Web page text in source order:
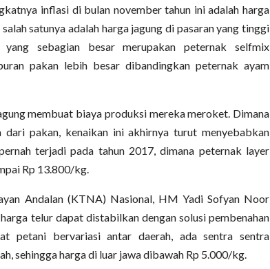
inflasi di bulan november tahun ini adalah harga
satunya adalah harga jagung di pasaran yang tinggi
sebagian besar merupakan peternak selfmix
pakan lebih besar dibandingkan peternak ayam
membuat biaya produksi mereka meroket. Dimana
pakan, kenaikan ini akhirnya turut menyebabkan
terjadi pada tahun 2017, dimana peternak layer
Rp 13.800/kg.
Andalan (KTNA) Nasional, HM Yadi Sofyan Noor
telur dapat distabilkan dengan solusi pembenahan
petani bervariasi antar daerah, ada sentra sentra
sehingga harga di luar jawa dibawah Rp 5.000/kg.